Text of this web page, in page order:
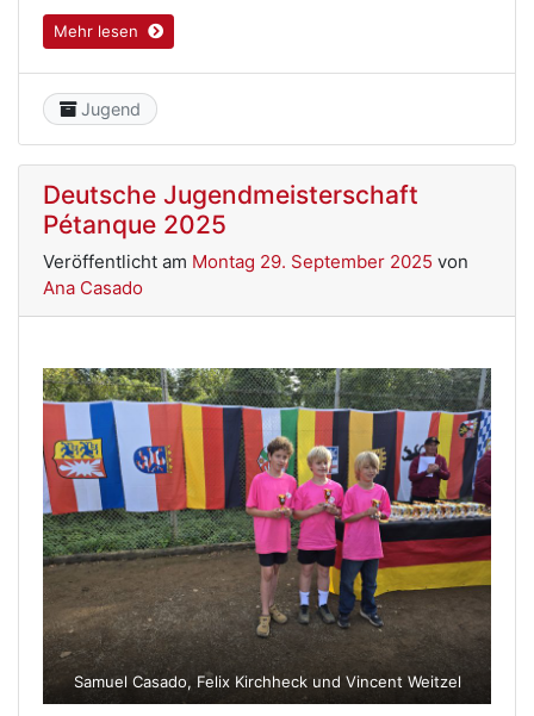
Mehr lesen
Category
Jugend
Deutsche Jugendmeisterschaft
Pétanque 2025
Veröffentlicht am Montag 29. September 2025 von
Ana Casado
Samuel Casado, Felix Kirchheck und Vincent Weitzel